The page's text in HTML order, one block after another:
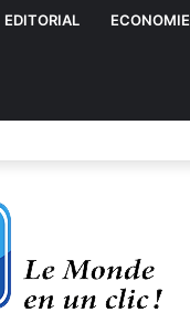
EDITORIAL ECONOMIE